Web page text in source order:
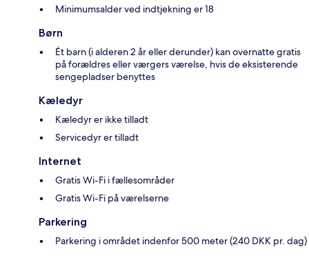
Minimumsalder ved indtjekning er 18
Børn
Ét barn (i alderen 2 år eller derunder) kan overnatte gratis
på forældres eller værgers værelse, hvis de eksisterende
sengepladser benyttes
Kæledyr
Kæledyr er ikke tilladt
Servicedyr er tilladt
Internet
Gratis Wi-Fi i fællesområder
Gratis Wi-Fi på værelserne
Parkering
Parkering i området indenfor 500 meter (240 DKK pr. dag)